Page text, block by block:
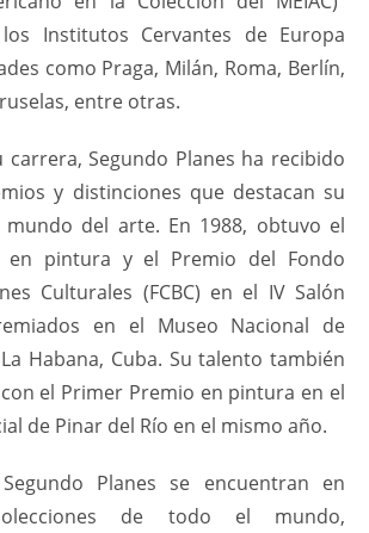
Institutos Cervantes de Europa
como Praga, Milán, Roma, Berlín,
entre otras.
Segundo Planes ha recibido
y distinciones que destacan su
del arte. En 1988, obtuvo el
en pintura y el Premio del Fondo
Culturales (FCBC) en el IV Salón
en el Museo Nacional de
Habana, Cuba. Su talento también
el Primer Premio en pintura en el
de Pinar del Río en el mismo año.
Planes se encuentran en
de todo el mundo,